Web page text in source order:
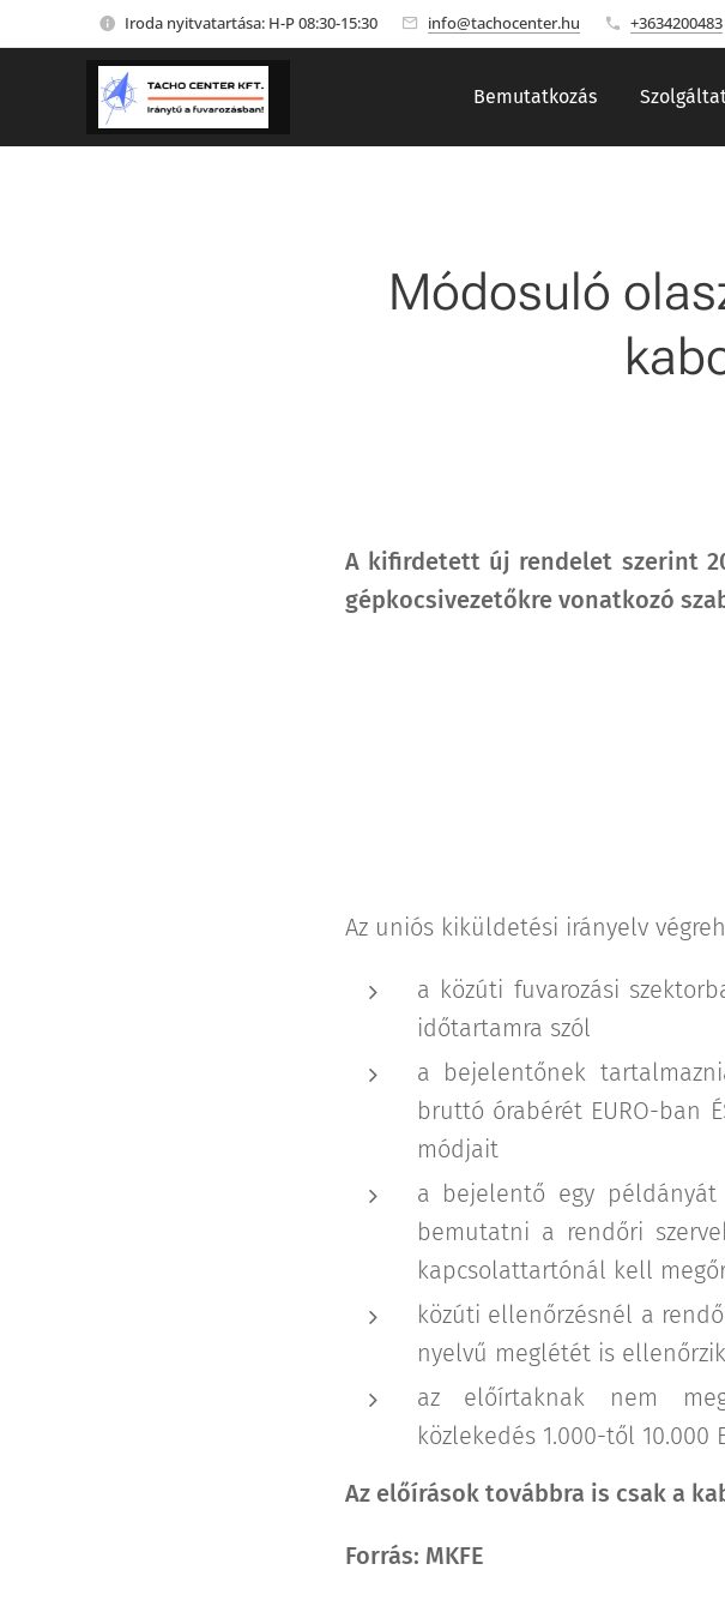
Iroda nyitvatartása: H-P 08:30-15:30 info@tachocenter.hu +3634200483
Bemutatkozás
Módosuló
A kifirdetett új rendelet szerint
gépkocsivezetőkre vonatkozó
Az uniós kiküldetési irányelv
a közúti fuvarozási
időtartamra szól
a bejelentőnek
bruttó órabérét EURO-ban
módjait
a bejelentő egy
bemutatni a rendőri
kapcsolattartónál kell
közúti ellenőrzésnél a
nyelvű meglétét is ellenőrzik
az előírtaknak nem
közlekedés 1.000-től
Az előírások továbbra is csak a
Forrás: MKFE